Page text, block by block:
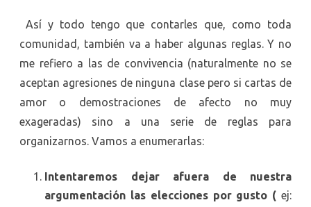
Así y todo tengo que contarles que, como toda
comunidad, también va a haber algunas reglas. Y no
me refiero a las de convivencia (naturalmente no se
aceptan agresiones de ninguna clase pero si cartas de
amor o demostraciones de afecto no muy
exageradas) sino a una serie de reglas para
organizarnos. Vamos a enumerarlas:
Intentaremos dejar afuera de nuestra
argumentación las elecciones por gusto ( ej: